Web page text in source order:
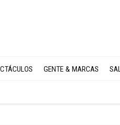
GENTE & MARCAS